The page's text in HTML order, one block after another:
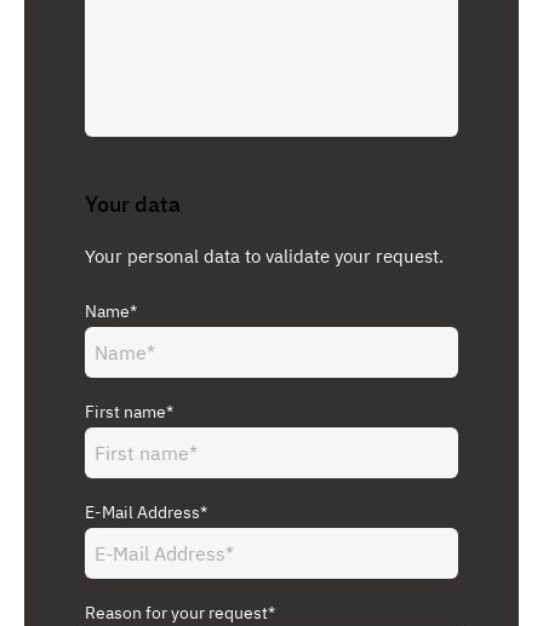
Your data
Your personal data to validate your request.
Name*
First name*
E-Mail Address*
Reason for your request*